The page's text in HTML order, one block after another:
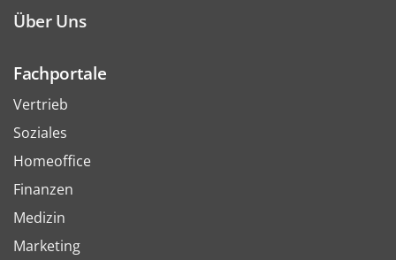
Über Uns
Fachportale
Vertrieb
Soziales
Homeoffice
Finanzen
Medizin
Marketing